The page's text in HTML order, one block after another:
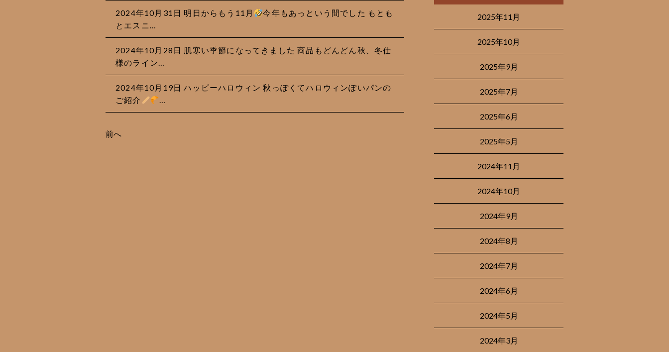
2024年10月31日 明日からもう11月
今年もあっという間でした もとも
とエスニ…
2024年10月28日 肌寒い季節になってきました 商品もどんどん秋、冬仕
様のライン…
2024年10月19日 ハッピーハロウィン 秋っぽくてハロウィンぽいパンの
ご紹介
…
前へ
2025年11月
2025年10月
2025年9月
2025年7月
2025年6月
2025年5月
2024年11月
2024年10月
2024年9月
2024年8月
2024年7月
2024年6月
2024年5月
2024年3月